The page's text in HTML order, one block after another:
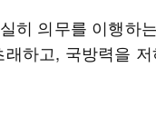
히 의무를 이행하
하고, 국방력을